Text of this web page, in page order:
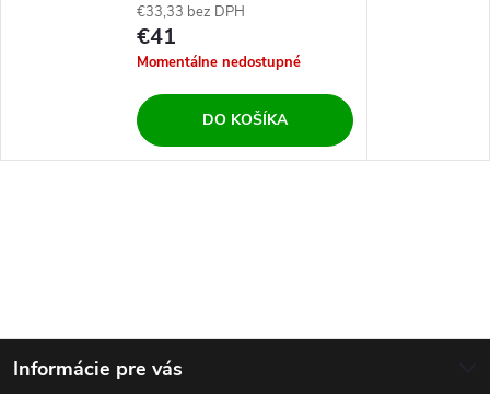
€33,33 bez DPH
€41
Momentálne nedostupné
DO KOŠÍKA
ZInformácie pre vás